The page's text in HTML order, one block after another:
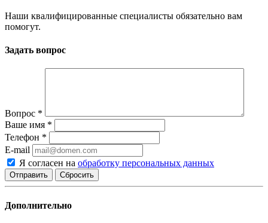
Наши квалифицированные специалисты обязательно вам
помогут.
Задать вопрос
Вопрос *
Ваше имя *
Телефон *
E-mail
Я согласен на обработку персональных данных
Сбросить
Дополнительно